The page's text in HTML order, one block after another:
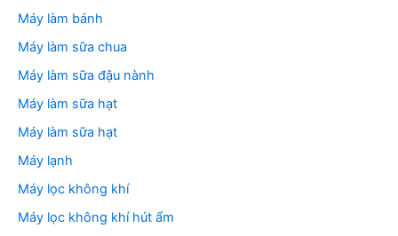
Máy làm bánh
Máy làm sữa chua
Máy làm sữa đậu nành
Máy làm sữa hạt
Máy làm sữa hạt
Máy lạnh
Máy lọc không khí
Máy lọc không khí hút ẩm